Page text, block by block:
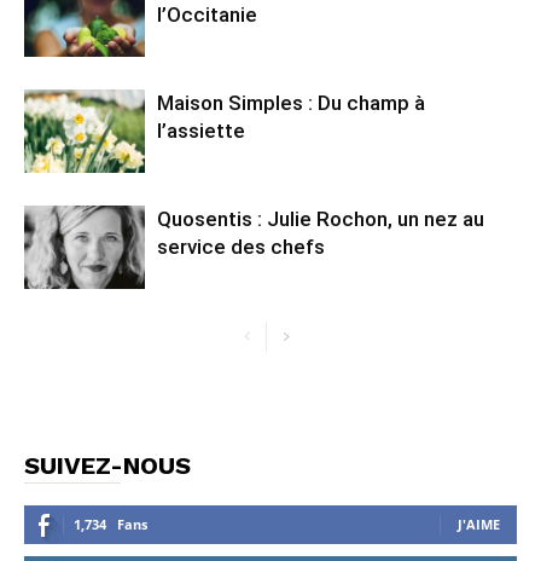
l’Occitanie
Maison Simples : Du champ à
l’assiette
Quosentis : Julie Rochon, un nez au
service des chefs
SUIVEZ-NOUS
1,734 Fans J'AIME